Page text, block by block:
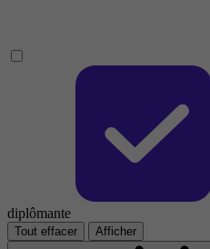
diplômante
Tout effacer Afficher